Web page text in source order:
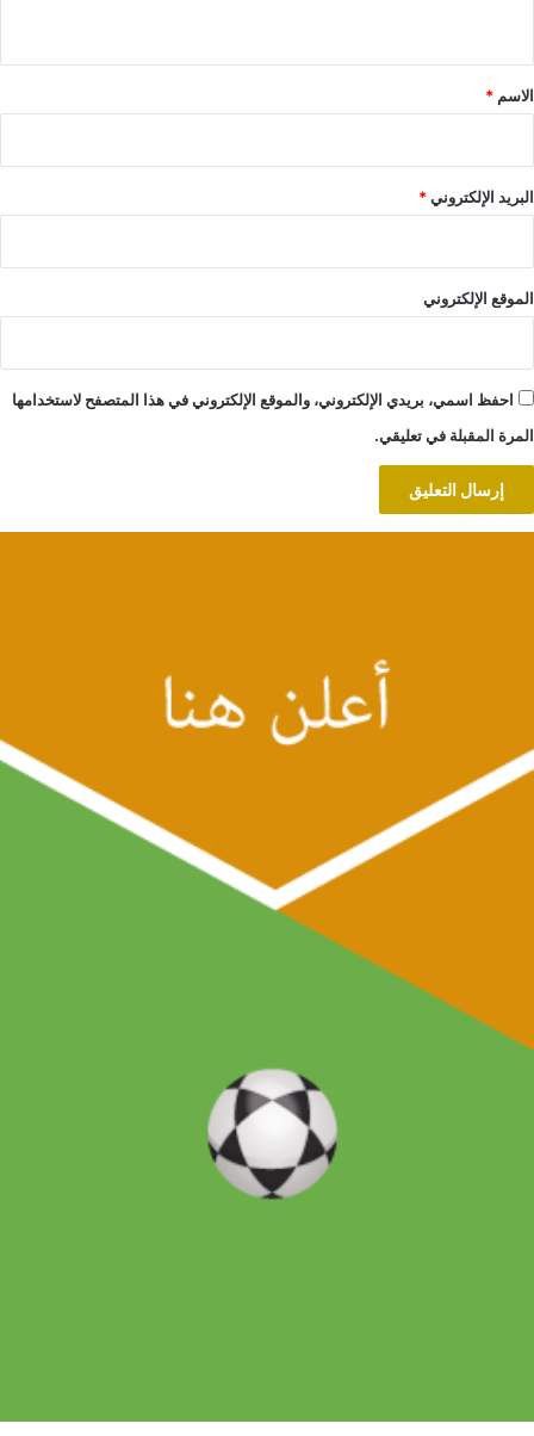
*
الاسم *
البريد الإلكتروني*
الموقع الإلكتروني
احفظ اسمي، بريدي الإلكتروني، والموقع الإلكتروني في هذا المتصفح لاستخدامها
المرة المقبلة في تعليقي.